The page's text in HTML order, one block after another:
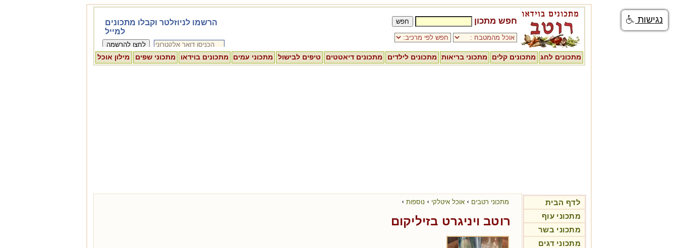
חפש מתכון
מתכונים לחג מתכונים קלים מתכוני בריאות מתכונים לילדים מתכונים דיאטטים טיפים לבישול מתכוני עמים מתכונים בוידאו מתכוני שפים מילון אוכל
לדף הבית
מתכוני עוף
מתכוני בשר
מתכוני דגים
מתכוני רטבים › אוכל איטלקי › נוספות ›
רוטב ויניגרט בזיליקום
נגישות